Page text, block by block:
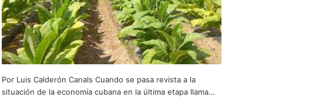
Por Luis Calderón Canals Cuando se pasa revista a la
situación de la economía cubana en la última etapa llama…